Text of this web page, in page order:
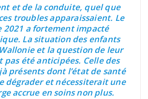
et de la conduite, quel que
troubles apparaissaient. Le
2021 a fortement impacté
La situation des enfants
et la question de leur
pas été anticipées. Celle des
présents dont l’état de santé
dégrader et nécessiterait une
accrue en soins non plus.